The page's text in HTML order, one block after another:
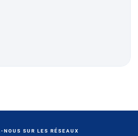
NOUS SUR LES RÉSEAUX